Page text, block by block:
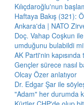
Kılıçdaroğlu'nun
Haftaya Bakış (321):
Ankara'da | NATO
Doç. Vahap Coşkun
umduğunu bulabildi
AK Parti'nin
Gençler sürece nasıl
Olcay Özer anlatıyor
Dr. Edgar Şar ile
"Adam" her durumda